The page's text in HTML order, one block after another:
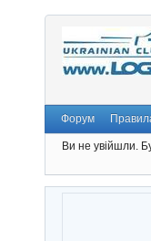
Форум
Ви не увійшли.